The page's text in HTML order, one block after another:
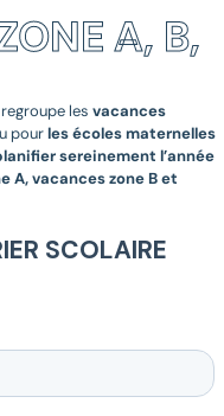
A, B,
regroupe les vacances
pourles écoles maternelles
sereinement l’année
A, vacances zone B et